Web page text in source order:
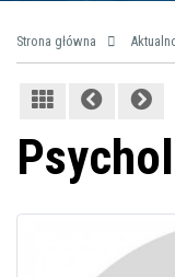
Strona główna